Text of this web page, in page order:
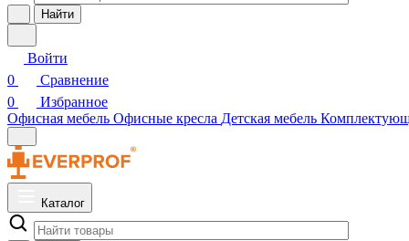
Найти
Войти
0
Сравнение
0
Избранное
Офисная мебель Офисные кресла Детская мебель
Каталог